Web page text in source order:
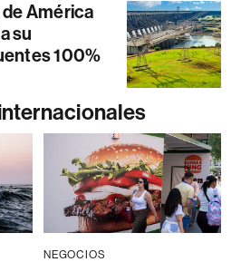
América
su
100%
NEGOCIOS